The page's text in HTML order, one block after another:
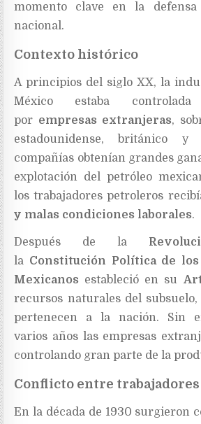
momento clave en la
nacional.
Contexto histórico
A principios del siglo XX, la
México estaba controlada
por empresas extranjeras,
estadounidense, británico y
compañías obtenían grandes
explotación del petróleo
los trabajadores petroleros
y malas condiciones laborales.
Después de la
la Constitución Política de los
Mexicanos estableció en su
recursos naturales del
pertenecen a la nación. Sin
varios años las empresas
controlando gran parte de la
Conflicto entre
En la década de 1930 surgieron